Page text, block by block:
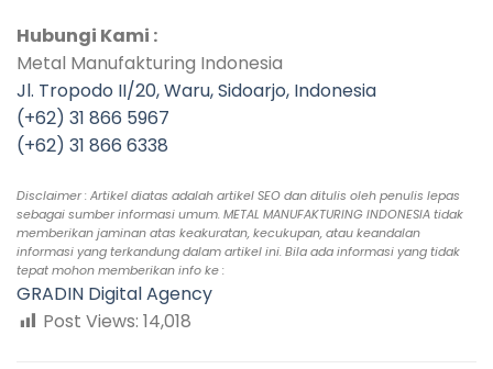
Hubungi Kami :
Metal Manufakturing Indonesia
Jl. Tropodo II/20, Waru, Sidoarjo, Indonesia
(+62) 31 866 5967
(+62) 31 866 6338
Disclaimer : Artikel diatas adalah artikel SEO dan ditulis oleh penulis lepas
sebagai sumber informasi umum. METAL MANUFAKTURING INDONESIA tidak
memberikan jaminan atas keakuratan, kecukupan, atau keandalan
informasi yang terkandung dalam artikel ini. Bila ada informasi yang tidak
tepat mohon memberikan info ke :
GRADIN Digital Agency
Post Views: 14,018